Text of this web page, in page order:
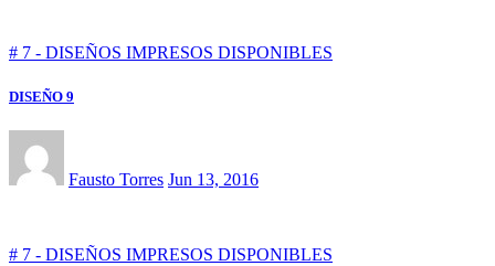
# 7 - DISEÑOS IMPRESOS DISPONIBLES
DISEÑO 9
Fausto Torres Jun 13, 2016
# 7 - DISEÑOS IMPRESOS DISPONIBLES